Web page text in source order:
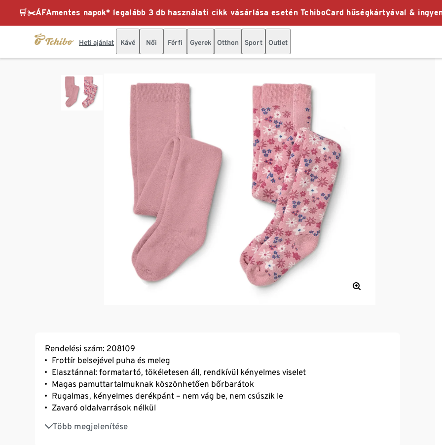
🛒✂️ÁFAmentes napok* legalább 3 db használati cikk vásárlása esetén TchiboCard hűségkártyával &
Heti ajánlat Kávé Női Férfi Gyerek Otthon Sport Outlet
Rendelési szám: 208109
Frottír belsejével puha és meleg
Elasztánnal: formatartó, tökéletesen áll, rendkívül kényelmes viselet
Magas pamuttartalmuknak köszönhetően bőrbarátok
Rugalmas, kényelmes derékpánt – nem vág be, nem csúszik le
Zavaró oldalvarrások nélkül
Több megjelenítése
Belehímzett mérettel a derékpánt belső oldalán
Pamut